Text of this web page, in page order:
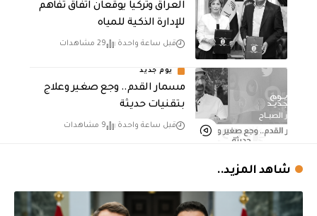
العراق وتركيا يوقعان اتفاق تفاهم
للإدارة الذكية للمياه
قبل ساعة واحدة 29 مشاهدات
يوم جديد
مسمار القدم.. وجع صغير وعلاج
بتقنيات حديثة
قبل ساعة واحدة 9 مشاهدات
شاهد المزيد..